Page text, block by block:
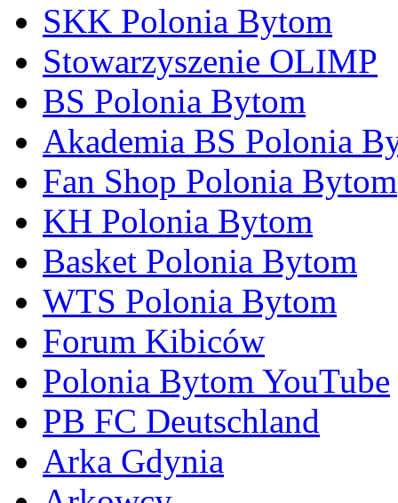
SKK Polonia Bytom
Stowarzyszenie OLIMP
BS Polonia Bytom
Akademia BS Polonia
Fan Shop Polonia Bytom
KH Polonia Bytom
Basket Polonia Bytom
WTS Polonia Bytom
Forum Kibiców
Polonia Bytom YouTube
PB FC Deutschland
Arka Gdynia